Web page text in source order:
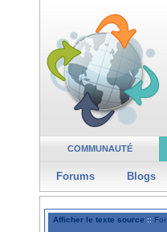
COMMUNAUTÉ
Forums Blogs
Afficher le texte source ::